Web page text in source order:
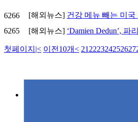
6266 [해외뉴스] 건강 메뉴 빼는 미국
6265
[해외뉴스] ‘Damien Dedun’,
첫페이지 |< 이전10개< 21 222324252627